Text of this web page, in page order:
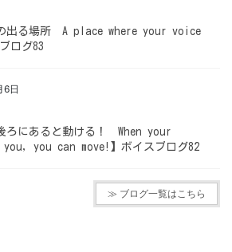
の出る場所 A place where your voice
ログ83
6日
ろにあると動ける！ When your
you can move!】ボイスブログ82
≫ ブログ一覧はこちら